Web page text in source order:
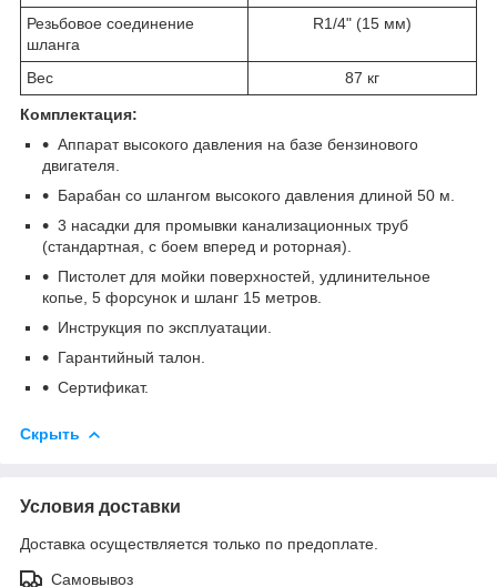
Резьбовое соединение
шланга
R1/4" (15 мм)
Вес 87 кг
Комплектация:
Аппарат высокого давления на базе бензинового
двигателя.
Барабан со шлангом высокого давления длиной 50 м.
3 насадки для промывки канализационных труб
(стандартная, с боем вперед и роторная).
Пистолет для мойки поверхностей, удлинительное
копье, 5 форсунок и шланг 15 метров.
Инструкция по эксплуатации.
Гарантийный талон.
Сертификат.
Скрыть
Условия доставки
Доставка осуществляется только по предоплате.
Самовывоз